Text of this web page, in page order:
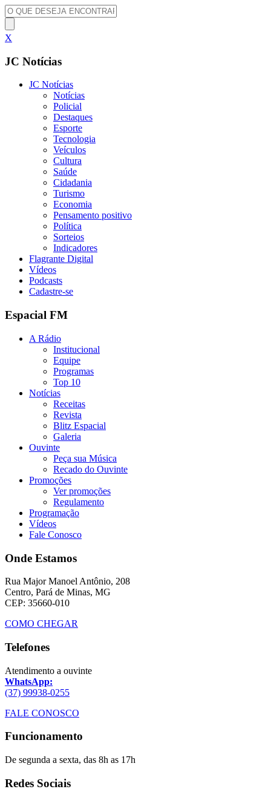
X
JC Notícias
JC Notícias
Notícias
Policial
Destaques
Esporte
Tecnologia
Veículos
Cultura
Saúde
Cidadania
Turismo
Economia
Pensamento positivo
Política
Sorteios
Indicadores
Flagrante Digital
Vídeos
Podcasts
Cadastre-se
Espacial FM
A Rádio
Institucional
Equipe
Programas
Top 10
Notícias
Receitas
Revista
Blitz Espacial
Galeria
Ouvinte
Peça sua Música
Recado do Ouvinte
Promoções
Ver promoções
Regulamento
Programação
Vídeos
Fale Conosco
Onde Estamos
Rua Major Manoel Antônio, 208
Centro, Pará de Minas, MG
CEP: 35660-010
COMO CHEGAR
Telefones
Atendimento a ouvinte
WhatsApp:
(37) 99938-0255
FALE CONOSCO
Funcionamento
De segunda a sexta, das 8h as 17h
Redes Sociais